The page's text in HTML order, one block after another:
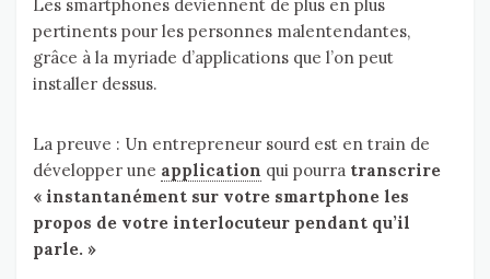
Les smartphones deviennent de plus en plus
pertinents pour les personnes malentendantes,
grâce à la myriade d’applications que l’on peut
installer dessus.
La preuve : Un entrepreneur sourd est en train de
développer une application qui pourra transcrire
« instantanément sur votre smartphone les
propos de votre interlocuteur pendant qu’il
parle. »